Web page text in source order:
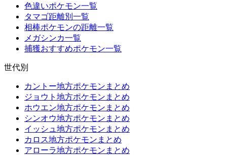
色違いポケモン一覧
タマゴ距離別一覧
相棒ポケモンの距離一覧
メガシンカ一覧
捕獲おすすめポケモン一覧
世代別
カントー地方ポケモンまとめ
ジョウト地方ポケモンまとめ
ホウエン地方ポケモンまとめ
シンオウ地方ポケモンまとめ
イッシュ地方ポケモンまとめ
カロス地方ポケモンまとめ
アローラ地方ポケモンまとめ